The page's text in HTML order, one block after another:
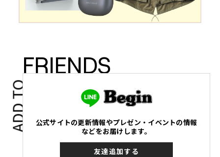
ADD TO
FRIENDS
公式サイトの更新情報やプレゼン・イベントの情報
などをお届けします。
友達追加する